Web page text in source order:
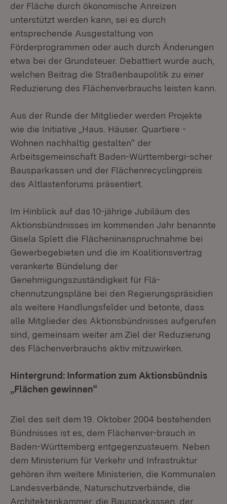
der Fläche durch ökonomische Anreizen
unterstützt werden kann, sei es durch
entsprechende Ausgestaltung von
Förderprogrammen oder auch durch Änderungen
etwa bei der Grundsteuer. Debattiert wurde auch,
welchen Beitrag die Straßenbaupolitik zu einer
Reduzierung des Flächenverbrauchs leisten kann.
Aus der Runde der Mitglieder werden Projekte
wie die Initiative „Haus. Häuser. Quartiere -
Wohnen nachhaltig gestalten“ der
Arbeitsgemeinschaft Baden-Württembergi-scher
Bausparkassen und der Flächenrecyclingpreis
des Altlastenforums präsentiert.
Im Hinblick auf das 10-jährige Jubiläum des
Aktionsbündnisses im kommenden Jahr benannte
Gisela Splett die Flächeninanspruchnahme bei
Gewerbegebieten und die im Koalitionsvertrag
verankerte Bündelung der
Genehmigungszuständigkeit für Flä-
chennutzungspläne bei den Regierungspräsidien
als weitere Handlungsfelder und betonte, dass
alle Mitglieder des Aktionsbündnisses aufgerufen
sind, gemeinsam weiter am Ziel der Reduzierung
des Flächenverbrauchs aktiv mitzuwirken.
Hintergrund: Information zum Aktionsbündnis
„Flächen gewinnen“
Ziel des seit dem 19. Oktober 2004 bestehenden
Bündnisses ist es, dem Flächenver-brauch in
Baden-Württemberg entgegenzusteuern. Neben
dem Ministerium für Verkehr und Infrastruktur
gehören ihm weitere Ministerien, die Kommunalen
Landesverbände, Naturschutzverbände, die
Architektenkammer, die Bausparkassen, der